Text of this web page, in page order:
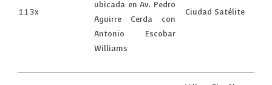
113x
ubicada en Av. Pedro
Aguirre Cerda con
Antonio Escobar
Williams
Ciudad Satélite